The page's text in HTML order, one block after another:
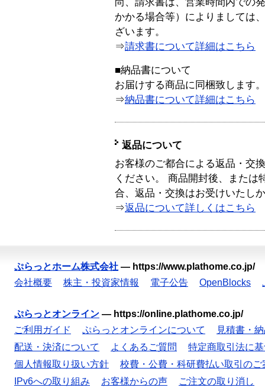
尚、請求書は、営業時間内での
かかる場合等）によりましては
ざいます。
⇒請求書について詳細はこちら
■納品書について
お届けする商品に同梱致します。
⇒納品書について詳細はこちら
返品について
お客様のご都合による返品・交
ください。 商品開封後、または
合、返品・交換はお受けいたし
⇒返品について詳しくはこちら
ぷらっとホーム株式会社 — https://www.plathome.co.jp/
会社概要
株主・投資家情報 電子公告 OpenBlocks
ぷらっとオンライン — https://online.plathome.co.jp/
ご利用ガイド
ぷらっとオンラインについて
見積書・
配送・決済について
よくあるご質問
特定商取引法に
個人情報取り扱い方針
校費・公費・科研費払い取引のご
IPv6への取り組み
お客様からの声 ご注文の取り消し